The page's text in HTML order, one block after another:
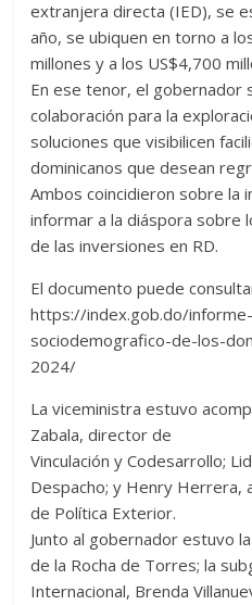
extranjera directa (IED), se
año, se ubiquen en torno a
millones y a los US$4,700
En ese tenor, el gobernador
colaboración para la
soluciones que visibilicen
dominicanos que desean
Ambos coincidieron sobre la
informar a la diáspora sobre
de las inversiones en RD.
El documento puede
https://index.gob.do/
sociodemografico-de-los-
2024/
La viceministra estuvo
Zabala, director de
Vinculación y Codesarrollo;
Despacho; y Henry Herrera,
de Política Exterior.
Junto al gobernador estuvo
de la Rocha de Torres; la
Internacional, Brenda